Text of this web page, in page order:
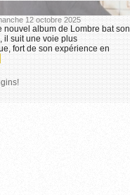
12 octobre 2025
nouvel album de Lombre bat son
il suit une voie plus
fort de son expérience en